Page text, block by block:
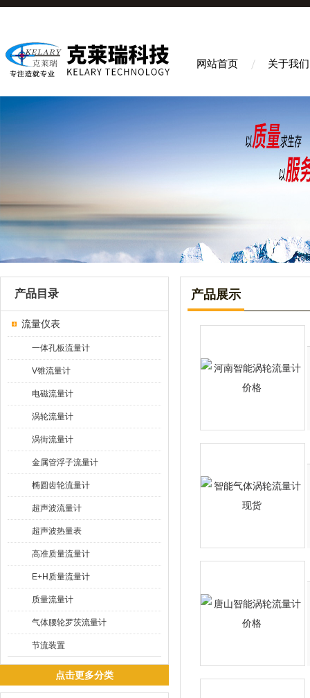
网站首页 关于我们
产品目录
流量仪表
一体孔板流量计
V锥流量计
电磁流量计
涡轮流量计
涡街流量计
金属管浮子流量计
椭圆齿轮流量计
超声波流量计
超声波热量表
高准质量流量计
E+H质量流量计
质量流量计
气体腰轮罗茨流量计
节流装置
点击更多分类
产品展示